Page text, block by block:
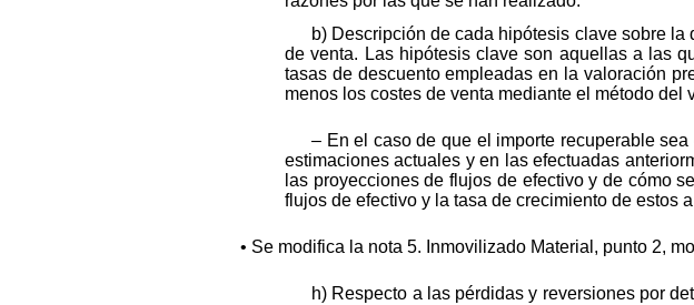
b) Descripción de cada hipótesis clave sobre
de venta. Las hipótesis clave son aquellas a las
tasas de descuento empleadas en la valoración
menos los costes de venta mediante el método del
– En el caso de que el importe recuperable
estimaciones actuales y en las efectuadas
las proyecciones de flujos de efectivo y de cómo
flujos de efectivo y la tasa de crecimiento de estos
• Se modifica la nota 5. Inmovilizado Material, punto 2,
h) Respecto a las pérdidas y reversiones por